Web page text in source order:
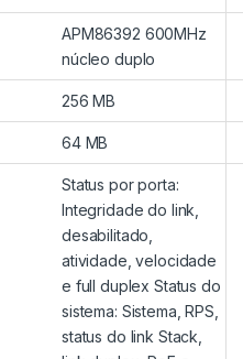
APM86392 600MHz
núcleo duplo
256 MB
64 MB
Status por porta:
Integridade do link,
desabilitado,
atividade, velocidade
e full duplex Status do
sistema: Sistema, RPS,
status do link Stack,